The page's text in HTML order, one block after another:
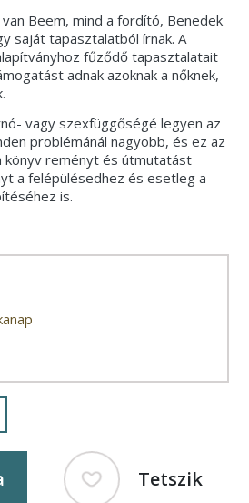
Beem, mind a fordító, Benedek
saját tapasztalatból írnak. A
fűződő tapasztalatait
adnak azoknak a nőknek,
vagy szexfüggőségé legyen az
problémánál nagyobb, és ez az
könyv reményt és útmutatást
a felépülésedhez és esetleg a
is.
Tetszik